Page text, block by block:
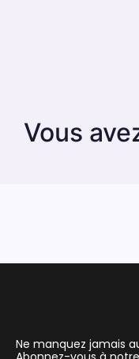
Vous
Ne manquez jamais